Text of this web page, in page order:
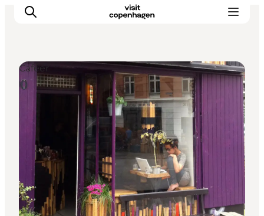
This is Copenhagen
Aktiviteter
Spis & drik
Områder
Planlæg din tur
CopenPay
Copenhagen Card
Cafeer